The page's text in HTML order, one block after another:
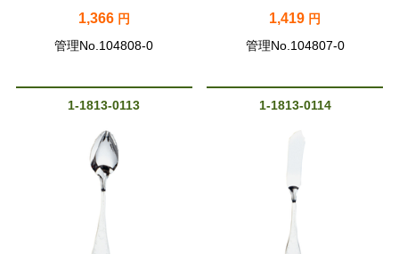
1,366 円
管理No.104808-0
1,419 円
管理No.104807-0
1-1813-0113 1-1813-0114